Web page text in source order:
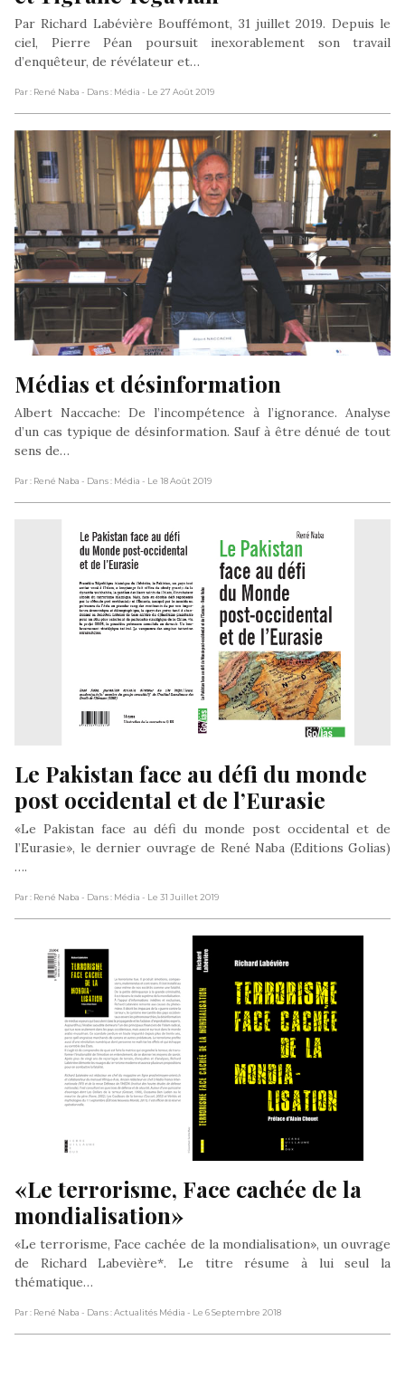
Par Richard Labévière Bouffémont, 31 juillet 2019. Depuis le
ciel, Pierre Péan poursuit inexorablement son travail
d’enquêteur, de révélateur et…
Par : René Naba - Dans : Média - Le 27 Août 2019
Médias et désinformation
Albert Naccache: De l’incompétence à l’ignorance. Analyse
d’un cas typique de désinformation. Sauf à être dénué de tout
sens de…
Par : René Naba - Dans : Média - Le 18 Août 2019
Le Pakistan face au défi du monde
post occidental et de l’Eurasie
«Le Pakistan face au défi du monde post occidental et de
l’Eurasie», le dernier ouvrage de René Naba (Editions Golias)
….
Par : René Naba - Dans : Média - Le 31 Juillet 2019
«Le terrorisme, Face cachée de la
mondialisation»
«Le terrorisme, Face cachée de la mondialisation», un ouvrage
de Richard Labevière*. Le titre résume à lui seul la
thématique…
Par : René Naba - Dans : Actualités Média - Le 6 Septembre 2018